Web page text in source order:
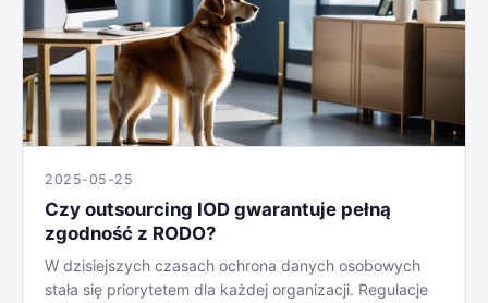
2025-05-25
Czy outsourcing IOD gwarantuje pełną
zgodność z RODO?
W dzisiejszych czasach ochrona danych osobowych
stała się priorytetem dla każdej organizacji. Regulacje